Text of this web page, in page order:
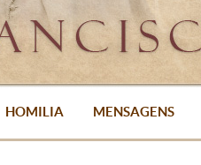
HOMILIA MENSAGENS